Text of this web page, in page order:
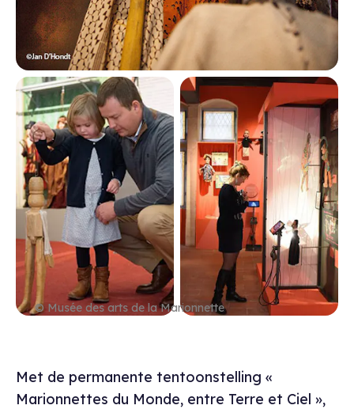
© Musée des arts de la Marionnette
Bescrijving
Met de permanente tentoonstelling «
Marionnettes du Monde, entre Terre et Ciel »,